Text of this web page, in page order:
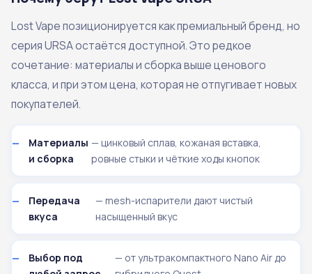
Lost Vape позиционируется как премиальный бренд, но
серия URSA остаётся доступной. Это редкое
сочетание: материалы и сборка выше ценового
класса, и при этом цена, которая не отпугивает новых
покупателей.
Материалы
и сборка
— цинковый сплав, кожаная вставка,
ровные стыки и чёткие ходы кнопок
Передача
вкуса
— mesh-испарители дают чистый
насыщенный вкус
Выбор под
— от ультракомпактного Nano Air до